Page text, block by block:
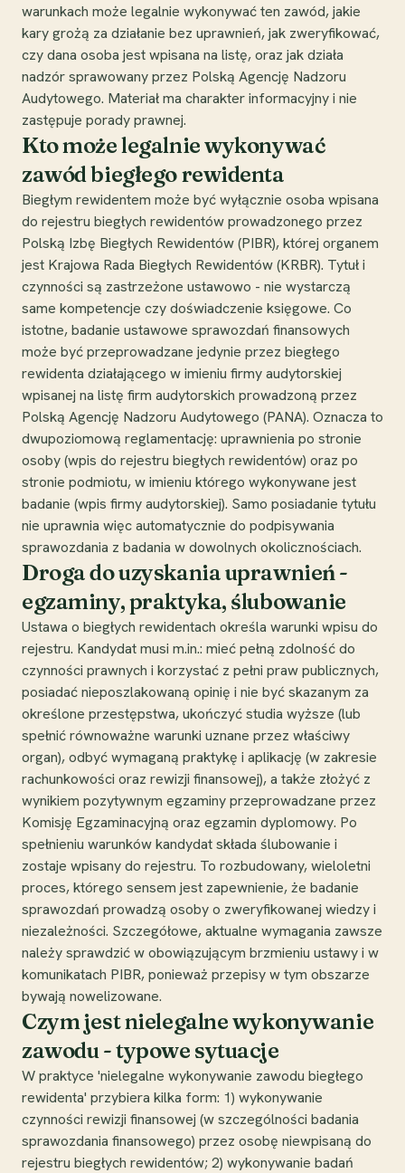
warunkach może legalnie wykonywać ten zawód, jakie
kary grożą za działanie bez uprawnień, jak zweryfikować,
czy dana osoba jest wpisana na listę, oraz jak działa
nadzór sprawowany przez Polską Agencję Nadzoru
Audytowego. Materiał ma charakter informacyjny i nie
zastępuje porady prawnej.
Kto może legalnie wykonywać
zawód biegłego rewidenta
Biegłym rewidentem może być wyłącznie osoba wpisana
do rejestru biegłych rewidentów prowadzonego przez
Polską Izbę Biegłych Rewidentów (PIBR), której organem
jest Krajowa Rada Biegłych Rewidentów (KRBR). Tytuł i
czynności są zastrzeżone ustawowo - nie wystarczą
same kompetencje czy doświadczenie księgowe. Co
istotne, badanie ustawowe sprawozdań finansowych
może być przeprowadzane jedynie przez biegłego
rewidenta działającego w imieniu firmy audytorskiej
wpisanej na listę firm audytorskich prowadzoną przez
Polską Agencję Nadzoru Audytowego (PANA). Oznacza to
dwupoziomową reglamentację: uprawnienia po stronie
osoby (wpis do rejestru biegłych rewidentów) oraz po
stronie podmiotu, w imieniu którego wykonywane jest
badanie (wpis firmy audytorskiej). Samo posiadanie tytułu
nie uprawnia więc automatycznie do podpisywania
sprawozdania z badania w dowolnych okolicznościach.
Droga do uzyskania uprawnień -
egzaminy, praktyka, ślubowanie
Ustawa o biegłych rewidentach określa warunki wpisu do
rejestru. Kandydat musi m.in.: mieć pełną zdolność do
czynności prawnych i korzystać z pełni praw publicznych,
posiadać nieposzlakowaną opinię i nie być skazanym za
określone przestępstwa, ukończyć studia wyższe (lub
spełnić równoważne warunki uznane przez właściwy
organ), odbyć wymaganą praktykę i aplikację (w zakresie
rachunkowości oraz rewizji finansowej), a także złożyć z
wynikiem pozytywnym egzaminy przeprowadzane przez
Komisję Egzaminacyjną oraz egzamin dyplomowy. Po
spełnieniu warunków kandydat składa ślubowanie i
zostaje wpisany do rejestru. To rozbudowany, wieloletni
proces, którego sensem jest zapewnienie, że badanie
sprawozdań prowadzą osoby o zweryfikowanej wiedzy i
niezależności. Szczegółowe, aktualne wymagania zawsze
należy sprawdzić w obowiązującym brzmieniu ustawy i w
komunikatach PIBR, ponieważ przepisy w tym obszarze
bywają nowelizowane.
Czym jest nielegalne wykonywanie
zawodu - typowe sytuacje
W praktyce 'nielegalne wykonywanie zawodu biegłego
rewidenta' przybiera kilka form: 1) wykonywanie
czynności rewizji finansowej (w szczególności badania
sprawozdania finansowego) przez osobę niewpisaną do
rejestru biegłych rewidentów; 2) wykonywanie badań